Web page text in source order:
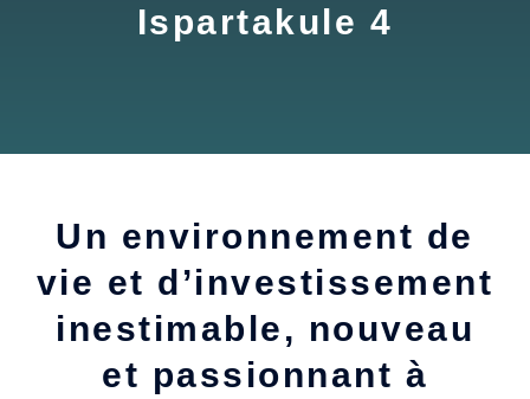
Ispartakule 4
Un environnement de
vie et d’investissement
inestimable, nouveau
et passionnant à